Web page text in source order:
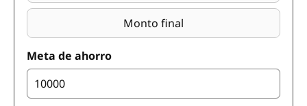
Monto final
Meta de ahorro